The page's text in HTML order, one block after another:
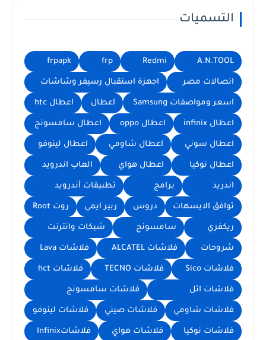
التسميات
A.N.TOOL
Redmi
frp
frpapk
اتصالات مصر اجهزة استقبال رسيفر وشاشات
اسعر ومواصفات Samsung اعطال اعطال htc
اعطال infinix اعطال oppo اعطال سامسونج
اعطال سوني اعطال شاومي اعطال لينوفو
اعطال نوكيا اعطال هواي العاب اندرويد
اندريد برامج تطبيقات أندرويد
توافق الايسهات دروس ربير ايمي روت Root
ريكفري سامسونج شبكات وانترنت
شروحات فلاشات ALCATEL فلاشات Lava
فلاشات Sico فلاشات TECNO فلاشات hct
فلاشات اتل فلاشات سامسونج
فلاشات شاومي فلاشات صيني فلاشات لينوفو
فلاشات نوكيا فلاشات هواي فلاشاتInfinix